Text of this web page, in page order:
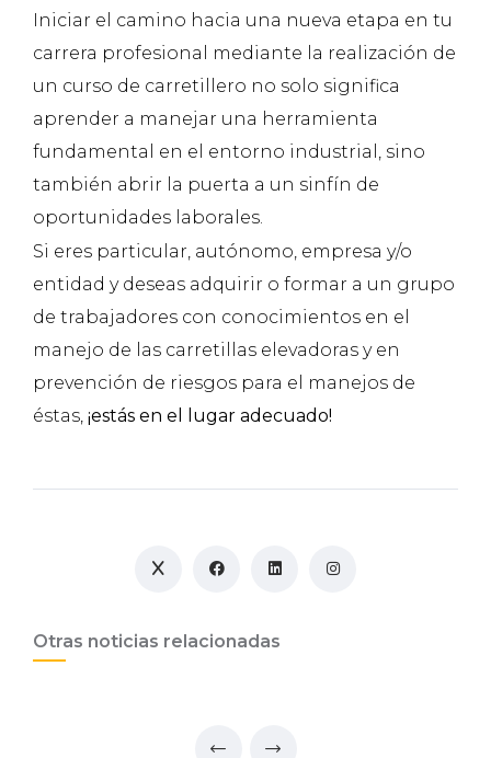
Iniciar el camino hacia una nueva etapa en tu
carrera profesional mediante la realización de
un curso de carretillero no solo significa
aprender a manejar una herramienta
fundamental en el entorno industrial, sino
también abrir la puerta a un sinfín de
oportunidades laborales.
Si eres particular, autónomo, empresa y/o
entidad y deseas adquirir o formar a un grupo
de trabajadores con conocimientos en el
manejo de las carretillas elevadoras y en
prevención de riesgos para el manejos de
éstas, ¡estás en el lugar adecuado!
Otras noticias relacionadas